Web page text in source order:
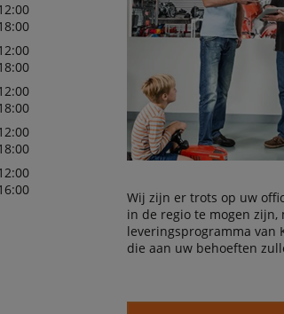
Wij zijn er trots op uw
in de regio te mogen zijn,
leveringsprogramma van
die aan uw behoeften